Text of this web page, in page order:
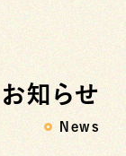
お知らせ
News